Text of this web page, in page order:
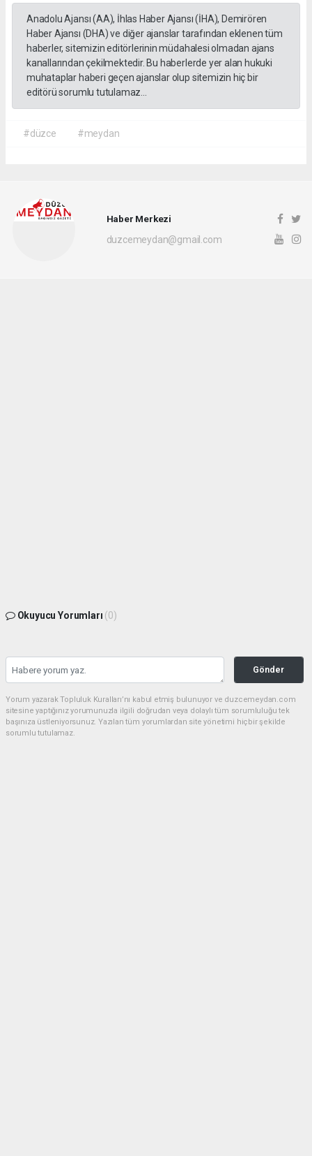
Anadolu Ajansı (AA), İhlas Haber Ajansı (İHA), Demirören
Haber Ajansı (DHA) ve diğer ajanslar tarafından eklenen tüm
haberler, sitemizin editörlerinin müdahalesi olmadan ajans
kanallarından çekilmektedir. Bu haberlerde yer alan hukuki
muhataplar haberi geçen ajanslar olup sitemizin hiç bir
editörü sorumlu tutulamaz...
#düzce #meydan
Haber Merkezi
duzcemeydan@gmail.com
Okuyucu Yorumları (0)
Gönder
Yorum yazarak Topluluk Kuralları’nı kabul etmiş bulunuyor ve duzcemeydan.com
sitesine yaptığınız yorumunuzla ilgili doğrudan veya dolaylı tüm sorumluluğu tek
başınıza üstleniyorsunuz. Yazılan tüm yorumlardan site yönetimi hiçbir şekilde
sorumlu tutulamaz.